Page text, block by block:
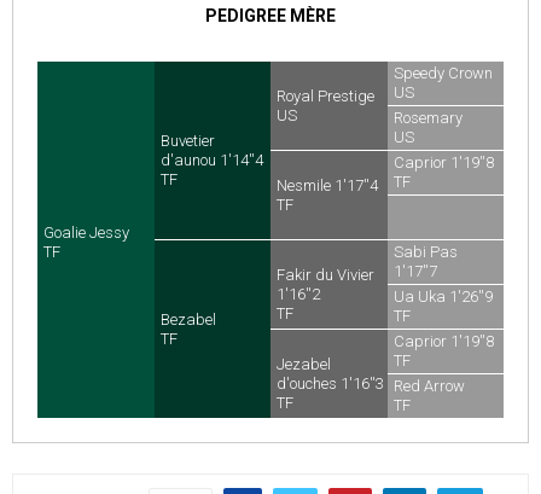
PEDIGREE MÈRE
Goalie Jessy
TF
Buvetier
d'aunou 1'14''4
TF
Bezabel
TF
Royal Prestige
US
Nesmile 1'17''4
TF
Fakir du Vivier
1'16''2
TF
Jezabel
d'ouches 1'16''3
TF
Speedy Crown
US
Rosemary
US
Caprior 1'19''8
TF
Sabi Pas
1'17''7
TF
Ua Uka 1'26''9
TF
Caprior 1'19''8
TF
Red Arrow
TF